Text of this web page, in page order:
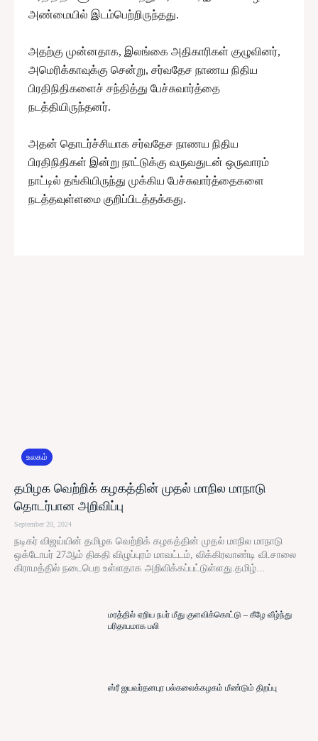
அண்மையில் இடம்பெற்றிருந்தது.
அதற்கு முன்னதாக, இலங்கை அதிகாரிகள் குழுவினர்,
அமெரிக்காவுக்கு சென்று, சர்வதேச நாணய நிதிய
பிரதிநிதிகளைச் சந்தித்து பேச்சுவார்த்தை
நடத்தியிருந்தனர்.
அதன் தொடர்ச்சியாக சர்வதேச நாணய நிதிய
பிரதிநிதிகள் இன்று நாட்டுக்கு வருவதுடன் ஒருவாரம்
நாட்டில் தங்கியிருந்து முக்கிய பேச்சுவார்த்தைகளை
நடத்தவுள்ளமை குறிப்பிடத்தக்கது.
உலகம்
தமிழக வெற்றிக் கழகத்தின் முதல் மாநில மாநாடு
தொடர்பான அறிவிப்பு
September 20, 2024
நடிகர் விஜய்யின் தமிழக வெற்றிக் கழகத்தின் முதல் மாநில மாநாடு
ஒக்டோபர் 27ஆம் திகதி விழுப்புரம் மாவட்டம், விக்கிரவாண்டி வி.சாலை
கிராமத்தில் நடைபெற உள்ளதாக அறிவிக்கப்பட்டுள்ளது.தமிழ்...
மரத்தில் ஏறிய நபர் மீது குளவிக்கொட்டு – கீழே வீழ்ந்து
பரிதாபமாக பலி
ஸ்ரீ ஜயவர்தனபுர பல்கலைக்கழகம் மீண்டும் திறப்பு